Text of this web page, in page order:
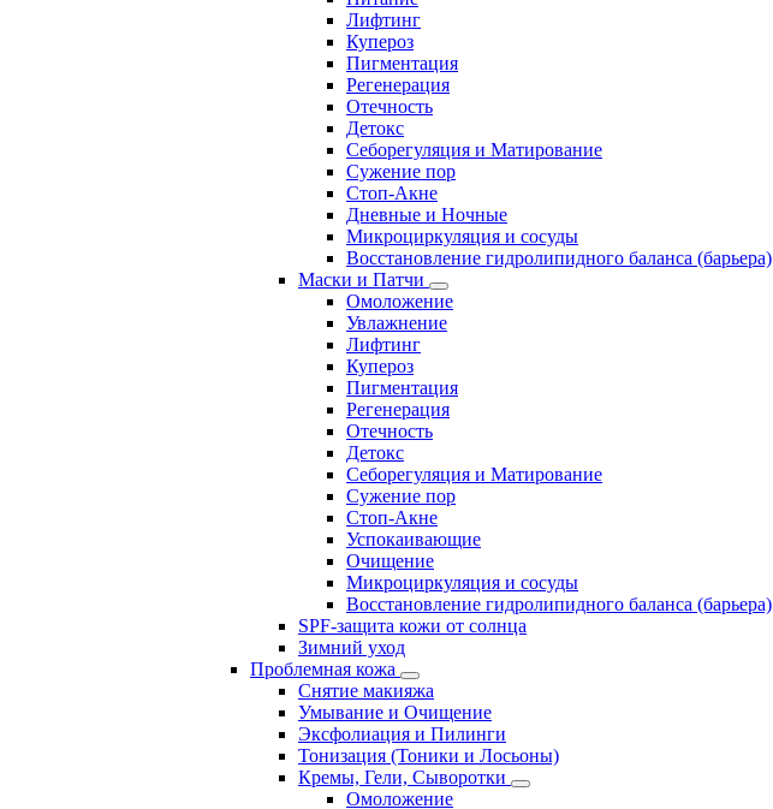
Лифтинг
Купероз
Пигментация
Регенерация
Отечность
Детокс
Себорегуляция и Матирование
Сужение пор
Стоп-Акне
Дневные и Ночные
Микроциркуляция и сосуды
Восстановление гидролипидного баланса (барьера)
Маски и Патчи
Омоложение
Увлажнение
Лифтинг
Купероз
Пигментация
Регенерация
Отечность
Детокс
Себорегуляция и Матирование
Сужение пор
Стоп-Акне
Успокаивающие
Очищение
Микроциркуляция и сосуды
Восстановление гидролипидного баланса (барьера)
SPF-защита кожи от солнца
Зимний уход
Проблемная кожа
Снятие макияжа
Умывание и Очищение
Эксфолиация и Пилинги
Тонизация (Тоники и Лосьоны)
Кремы, Гели, Сыворотки
Омоложение